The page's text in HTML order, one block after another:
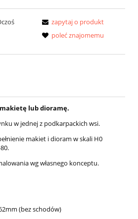
zapytaj o produkt
poleć znajomemu
lub dioramę.
w jednej z podkarpackich wsi.
makiet i dioram w skali H0
wg własnego konceptu.
(bez schodów)